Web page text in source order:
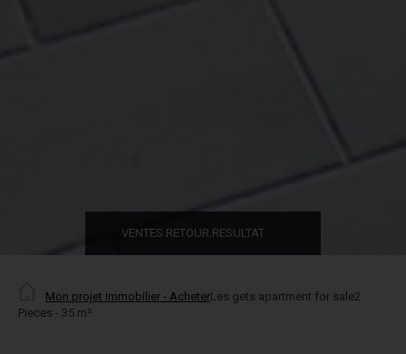
VENTES.RETOUR.RESULTAT
Mon projet immobilier - AcheterLes gets apartment for sale2
Pieces - 35 m²